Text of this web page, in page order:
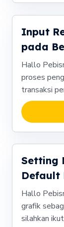
Input
pada
Hallo
proses
transaksi
Setting
Default
Hallo
grafik
silahkan